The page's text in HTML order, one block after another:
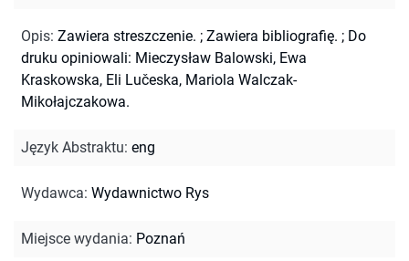
Opis: Zawiera streszczenie. ; Zawiera bibliografię. ; Do
druku opiniowali: Mieczysław Balowski, Ewa
Kraskowska, Eli Lučeska, Mariola Walczak-
Mikołajczakowa.
Język Abstraktu: eng
Wydawca: Wydawnictwo Rys
Miejsce wydania: Poznań